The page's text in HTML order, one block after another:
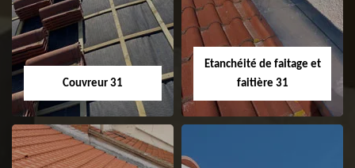
Couvreur 31
Etanchéité de faitage et
faitière 31